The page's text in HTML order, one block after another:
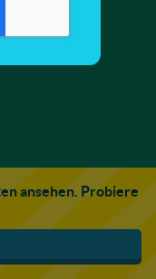
ansehen. Probiere